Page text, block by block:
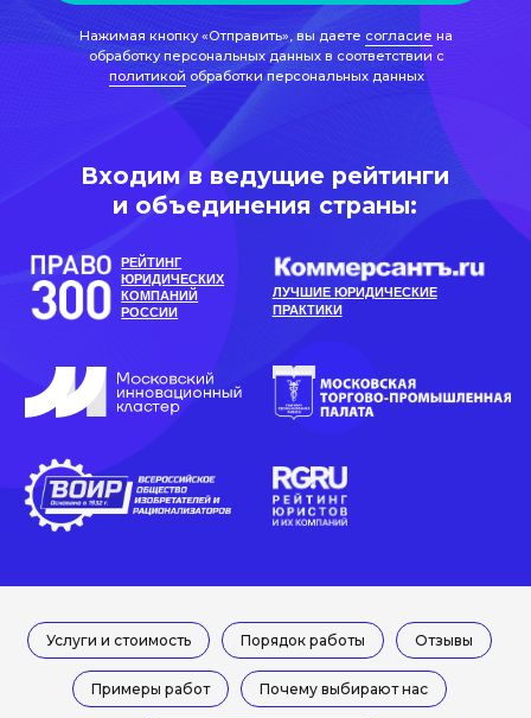
РЕЙТИНГ
ЮРИДИЧЕСКИХ
КОМПАНИЙ
ЛУЧШИЕ ЮРИДИЧЕСКИЕ
ПРАКТИКИ
Услуги и стоимость Порядок работы Отзывы
Примеры работ Почему выбирают нас